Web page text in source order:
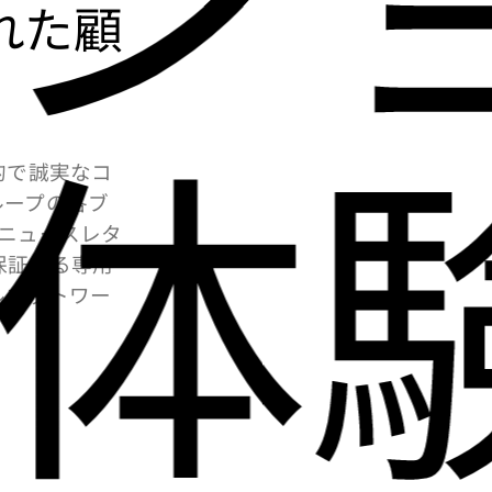
た顧
誠実なコ
プの各ブ
ュースレタ
証する専用
ットワー